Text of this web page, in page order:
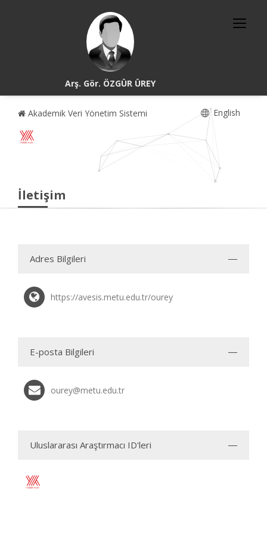
Arş. Gör. ÖZGÜR ÜREY
Akademik Veri Yönetim Sistemi English
İletişim
Adres Bilgileri
https://avesis.metu.edu.tr/ourey
E-posta Bilgileri
ourey@metu.edu.tr
Uluslararası Araştırmacı ID'leri